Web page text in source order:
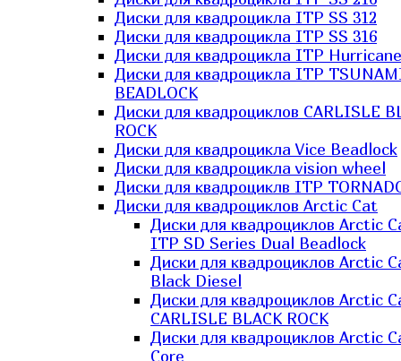
Диски для квадроцикла ITP SS 312
Диски для квадроцикла ITP SS 316
Диски для квадроцикла ITP Hurricane
Диски для квадроцикла ITP
BEADLOCK
Диски для квадроциклов CARLISLE
ROCK
Диски для квадроцикла Vice Beadlock
Диски для квадроцикла vision wheel
Диски для квадроциклв ITP
Диски для квадроциклов Arctic Cat
Диски для квадроциклов Arctic
ITP SD Series Dual Beadlock
Диски для квадроциклов Arctic
Black Diesel
Диски для квадроциклов Arctic
CARLISLE BLACK ROCK
Диски для квадроциклов Arctic
Core